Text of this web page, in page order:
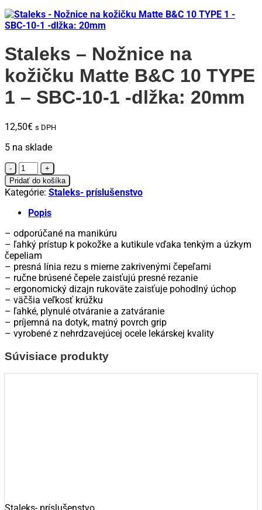
Staleks – Nožnice na
kožičku Matte B&C 10 TYPE
1 – SBC-10-1 -dlžka: 20mm
12,50€ s DPH
5 na sklade
množstvo
Staleks
-
Nožnice
na
Matte
B&C
10
TYPE
1
-
SBC-
10-
1
-
20mm
Pridať do košíka
Kategórie: Staleks- príslušenstvo
Popis
– odporúčané na manikúru
– ľahký prístup k pokožke a kutikule vďaka tenkým a úzkym
čepeliam
– presná línia rezu s mierne zakrivenými čepeľami
– ručne brúsené čepele zaisťujú presné rezanie
– ergonomický dizajn rukoväte zaisťuje pohodlný úchop
– väčšia veľkosť krúžku
– ľahké, plynulé otváranie a zatváranie
– príjemná na dotyk, matný povrch grip
– vyrobené z nehrdzavejúcej ocele lekárskej kvality
Súvisiace produkty